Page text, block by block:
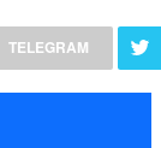
TELEGRAM